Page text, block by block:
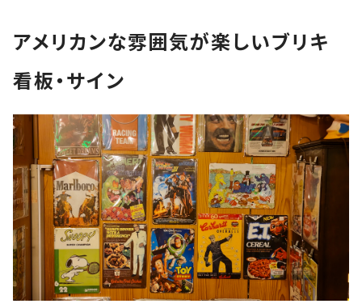
アメリカンな雰囲気が楽しいブリキ
看板・サイン